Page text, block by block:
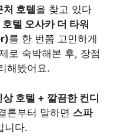
처 호텔을 찾고 있다
텔 오사카 더 타워
를 한 번쯤 고민하게
로 숙박해본 후, 장점
해봤어요.
호텔 + 깔끔한 컨디
론부터 말하면 스파
니다.